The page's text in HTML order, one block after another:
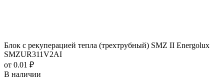
Блок с рекуперацией тепла (трехтрубный) SMZ II Energolux
SMZUR311V2AI
от 0.01 ₽
В наличии